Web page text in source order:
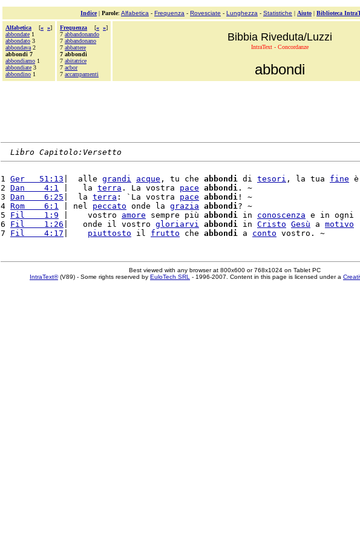
Indice| Parole: Alfabetica - Frequenza - Rovesciate - Lunghezza - Statistiche | Aiuto | Biblioteca
Alfabetica [« »]
abbondate 1
abbondato 3
abbondava 2
abbondi 7
abbondiamo 1
abbondiate 3
abbondino 1
Frequenza [« »]
7 abbandonando
7 abbandonano
7 abbattere
7 abbondi
7 abitatrice
7 acbor
7 accampamenti
Bibbia Riveduta/Luzzi
IntraText - Concordanze
abbondi
Libro Capitolo:Versetto
1 Ger   51:13 |  alle grandi acque , tu che abbondi di tesori , la tua fine è
2 Dan    4:1 |   la terra . La vostra pace abbondi . ~
3 Dan    6:25 |  la terra : `La vostra pace abbondi ! ~
4 Rom    6:1 | nel peccato onde la grazia abbondi? ~
5 Fil    1:9 |    vostro amore sempre più abbondi in conoscenza e in ogni
6 Fil    1:26 |   onde il vostro gloriarvi abbondi in Cristo Gesù a motivo
7 Fil    4:17 piuttosto il frutto che abbondi a conto
Best viewed with any browser at 800x600 or 768x1024 on Tablet PC
IntraText®(V89) - Some rights reserved by EuloTech SRL - 1996-2007. Content in this page is licensed under a